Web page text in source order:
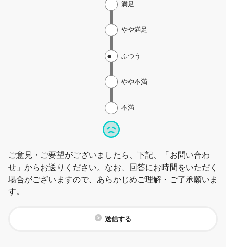
不満
やや不満
ふつう
やや満足
満足
ご意見・ご要望がございましたら、下記、「お問い合わ
せ」からお送りください。なお、回答にお時間をいただく
場合がございますので、あらかじめご理解・ご了承願いま
す。
送信する